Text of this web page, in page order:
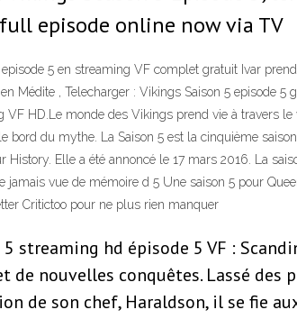
episode online now via TV
5 en streaming VF complet gratuit Ivar
Médite , Telecharger : Vikings Saison 5 episode
VF HD.Le monde des Vikings prend vie à travers
bord du mythe. La Saison 5 est la cinquième
History. Elle a été annoncé le 17 mars 2016. La
jamais vue de mémoire d 5 Une saison 5 pour
Critictoo pour ne plus rien manquer
streaming hd épisode 5 VF :
de nouvelles conquêtes. Lassé
de son chef, Haraldson, il se fie